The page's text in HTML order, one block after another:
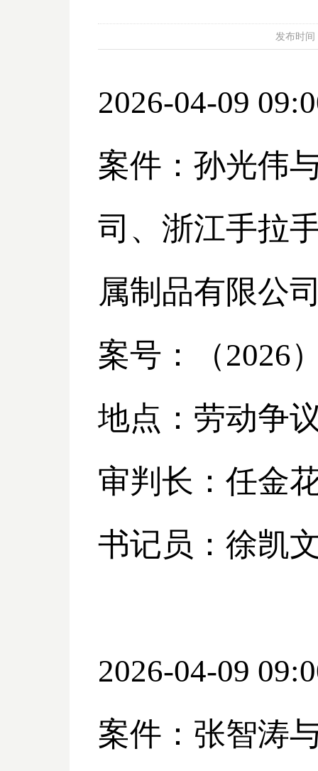
发布时
2026-04-09
案件：孙光伟
司、浙江手拉
属制品有限公
案号：（2026
地点：劳动争
审判长：任金
书记员：徐凯
2026-04-09
案件：张智涛